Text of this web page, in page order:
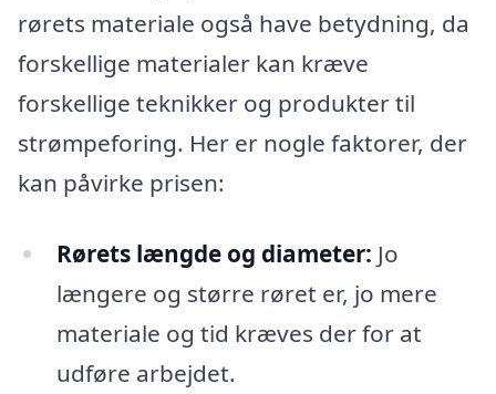
rørets materiale også have betydning, da
forskellige materialer kan kræve
forskellige teknikker og produkter til
strømpeforing. Her er nogle faktorer, der
kan påvirke prisen:
Rørets længde og diameter: Jo
længere og større røret er, jo mere
materiale og tid kræves der for at
udføre arbejdet.